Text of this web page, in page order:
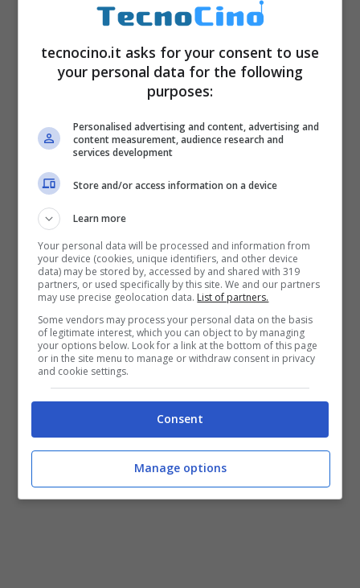
tecnocino.it asks for your consent to use
your personal data for the following
purposes:
Personalised advertising and content, advertising and
content measurement, audience research and
services development
Store and/or access information on a device
Learn more
Your personal data will be processed and information from
your device (cookies, unique identifiers, and other device
data) may be stored by, accessed by and shared with 319
partners, or used specifically by this site. We and our partners
may use precise geolocation data. List of partners.
Some vendors may process your personal data on the basis
of legitimate interest, which you can object to by managing
your options below. Look for a link at the bottom of this page
or in the site menu to manage or withdraw consent in privacy
and cookie settings.
Consent
Manage options